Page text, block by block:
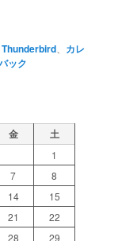
Thunderbird
カレ
ック
金 土
1
7
8
14
15
21
22
28
29